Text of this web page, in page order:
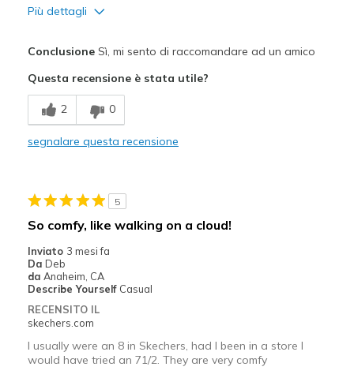
Più dettagli
Comfortable
Stylish
View On Shoes
I'm Into Shoes
ConclusioneSì, mi sento di raccomandare ad un amico
Questa recensione è stata utile?
2 0
segnalare questa recensione
5
So comfy, like walking on a cloud!
Inviato 3 mesi fa
Da Deb
da Anaheim, CA
Describe Yourself Casual
RECENSITO IL
skechers.com
I usually were an 8 in Skechers, had I been in a store I
would have tried an 71/2. They are very comfy